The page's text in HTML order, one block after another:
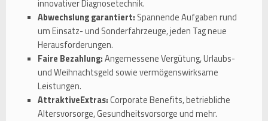
innovativer Diagnosetechnik.
Abwechslung garantiert: Spannende Aufgaben rund
um Einsatz- und Sonderfahrzeuge, jeden Tag neue
Herausforderungen.
Faire Bezahlung:Angemessene Vergütung, Urlaubs-
und Weihnachtsgeld sowie vermögenswirksame
Leistungen.
AttraktiveExtras:Corporate Benefits, betriebliche
Altersvorsorge, Gesundheitsvorsorge und mehr.